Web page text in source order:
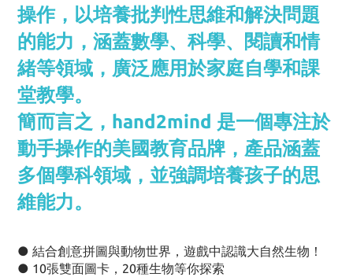
操作，以培養批判性思維和解決問題
的能力，涵蓋數學、科學、閱讀和情
緒等領域，廣泛應用於家庭自學和課
堂教學。
簡而言之，hand2mind 是一個專注於
動手操作的美國教育品牌，產品涵蓋
多個學科領域，並強調培養孩子的思
維能力。
● 結合創意拼圖與動物世界，遊戲中認識大自然生物！
● 10張雙面圖卡，20種生物等你探索